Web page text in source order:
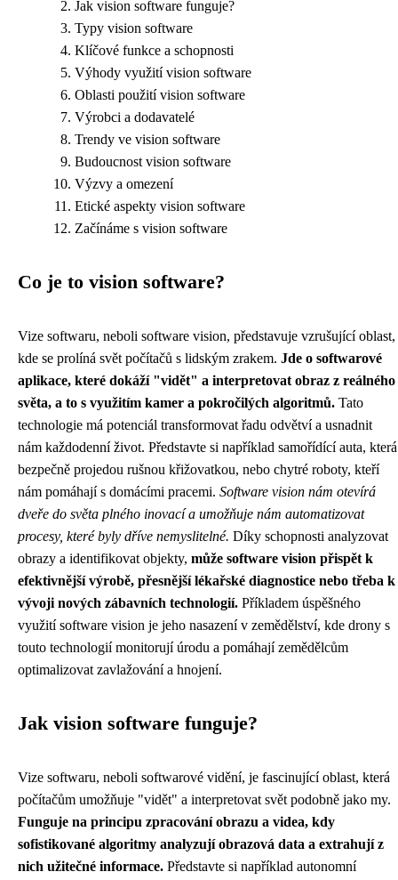
Jak vision software funguje?
Typy vision software
Klíčové funkce a schopnosti
Výhody využití vision software
Oblasti použití vision software
Výrobci a dodavatelé
Trendy ve vision software
Budoucnost vision software
Výzvy a omezení
Etické aspekty vision software
Začínáme s vision software
Co je to vision software?
Vize softwaru, neboli software vision, představuje vzrušující oblast,
kde se prolíná svět počítačů s lidským zrakem. Jde o softwarové
aplikace, které dokáží "vidět" a interpretovat obraz z reálného
světa, a to s využitím kamer a pokročilých algoritmů. Tato
technologie má potenciál transformovat řadu odvětví a usnadnit
nám každodenní život. Představte si například samořídící auta, která
bezpečně projedou rušnou křižovatkou, nebo chytré roboty, kteří
nám pomáhají s domácími pracemi. Software vision nám otevírá
dveře do světa plného inovací a umožňuje nám automatizovat
procesy, které byly dříve nemyslitelné. Díky schopnosti analyzovat
obrazy a identifikovat objekty, může software vision přispět k
efektivnější výrobě, přesnější lékařské diagnostice nebo třeba k
vývoji nových zábavních technologií. Příkladem úspěšného
využití software vision je jeho nasazení v zemědělství, kde drony s
touto technologií monitorují úrodu a pomáhají zemědělcům
optimalizovat zavlažování a hnojení.
Jak vision software funguje?
Vize softwaru, neboli softwarové vidění, je fascinující oblast, která
počítačům umožňuje "vidět" a interpretovat svět podobně jako my.
Funguje na principu zpracování obrazu a videa, kdy
sofistikované algoritmy analyzují obrazová data a extrahují z
nich užitečné informace. Představte si například autonomní